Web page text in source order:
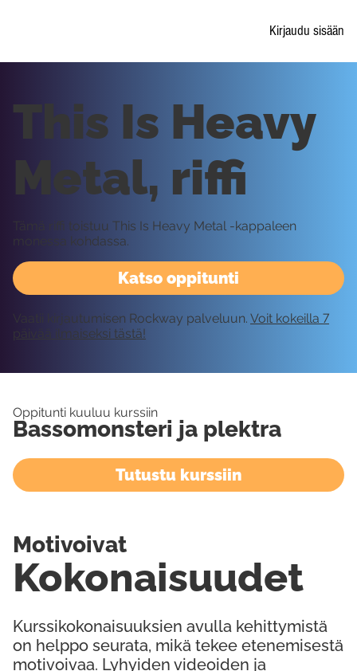
Kirjaudu sisään
Katso oppitunti
This Is Heavy
Metal, riffi
Tämä riffi toistuu This Is Heavy Metal -kappaleen
monessa kohdassa.
Vaatii kirjautumisen Rockway palveluun. Voit kokeilla 7
päivää ilmaiseksi tästä!
Oppitunti kuuluu kurssiin
Bassomonsteri ja plektra
Tutustu kurssiin
Kurssikokonaisuuksien avulla kehittymistä
on helppo seurata, mikä tekee etenemisestä
motivoivaa. Lyhyiden videoiden ja
Kokonaisuudet
Motivoivat